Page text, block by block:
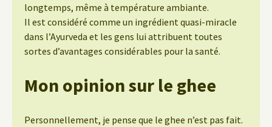
longtemps, même à température ambiante.
Il est considéré comme un ingrédient quasi-miracle
dans l’Ayurveda et les gens lui attribuent toutes
sortes d’avantages considérables pour la santé.
Mon opinion sur le ghee
Personnellement, je pense que le ghee n’est pas fait.